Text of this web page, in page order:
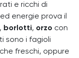
e ricchi di
energie prova il
, borlotti, orzo con
sono i fagioli
freschi, oppure